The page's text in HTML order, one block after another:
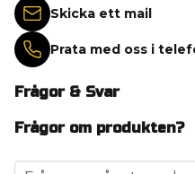
Skicka ett mail
Prata med oss i
Frågor & Svar
Frågor om produkten?
question